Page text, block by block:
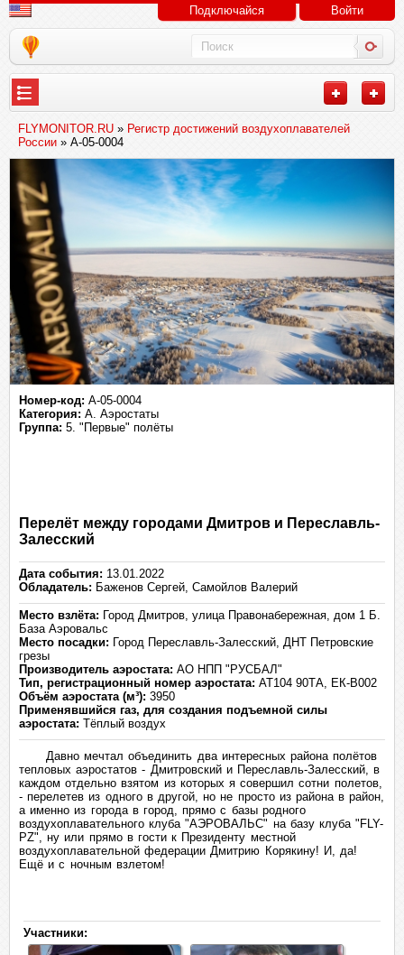
Подключайся Войти
FLYMONITOR.RU » Регистр достижений воздухоплавателей
России » A-05-0004
Номер-код: A-05-0004
Категория: A. Аэростаты
Группа: 5. "Первые" полёты
Перелёт между городами Дмитров и Переславль-
Залесский
Дата события: 13.01.2022
Обладатель: Баженов Сергей, Самойлов Валерий
Место взлёта: Город Дмитров, улица Правонабережная, дом 1 Б.
База Аэровальс
Место посадки: Город Переславль-Залесский, ДНТ Петровские
грезы
Производитель аэростата: АО НПП "РУСБАЛ"
Тип, регистрационный номер аэростата: АТ104 90ТА, ЕК-В002
Объём аэростата (м³): 3950
Применявшийся газ, для создания подъемной силы
аэростата: Тёплый воздух
Давно мечтал объединить два интересных района полётов
тепловых аэростатов - Дмитровский и Переславль-Залесский, в
каждом отдельно взятом из которых я совершил сотни полетов,
- перелетев из одного в другой, но не просто из района в район,
а именно из города в город, прямо с базы родного
воздухоплавательного клуба "АЭРОВАЛЬС" на базу клуба "FLY-
PZ", ну или прямо в гости к Президенту местной
воздухоплавательной федерации Дмитрию Корякину! И, да!
Ещё и с ночным взлетом!
Участники: